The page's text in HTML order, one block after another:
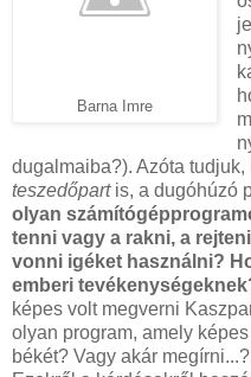
Barna Imre
dugalmaiba?). Azóta
teszedőpartis, a dugóhúzó
olyan
tenni vagy a rakni, a
vonni igéket használni?
emberi
képes volt megverni
olyan program, amely
békét? Vagy akár megírni...?